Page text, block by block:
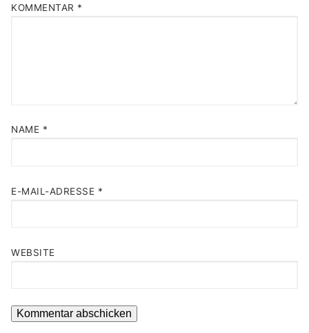
KOMMENTAR *
NAME *
E-MAIL-ADRESSE *
WEBSITE